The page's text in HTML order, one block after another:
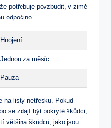
potřebuje povzbudit, v zimě
odpočine.
Hnojení
Jednou za měsíc
Pauza
na listy netřesku. Pokud
se zdají být pokryté škůdci,
většina škůdců, jako jsou